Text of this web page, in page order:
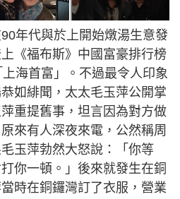
年代與於上開始燉湯生意發
《福布斯》中國富豪排行榜
海首富」。不過最令人印象
如緋聞，太太毛玉萍公開掌
重提舊事，坦言因為對方做
來有人深夜來電，公然稱周
玉萍勃然大怒說：「你等
你一頓。」後來就發生在銅
時在銅鑼灣訂了衣服，營業